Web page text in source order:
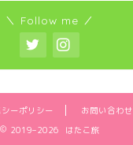
＼ Follow me ／
ーポリシー
お問い合わせ
2019–2026 はたこ旅